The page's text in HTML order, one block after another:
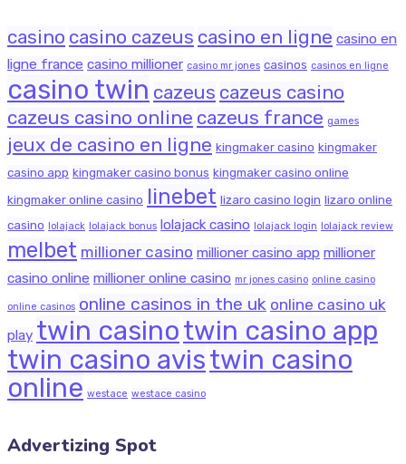
casino casino cazeus casino en ligne casino en
ligne france casino millioner casino mr jones casinos casinos en ligne
casino twin cazeus cazeus casino
cazeus casino online cazeus france games
jeux de casino en ligne kingmaker casino kingmaker
casino app kingmaker casino bonus kingmaker casino online
kingmaker online casino linebet lizaro casino login lizaro online
casino
lolajack lolajack bonus lolajack casino lolajack login lolajack review
melbet millioner casino millioner casino app millioner
casino online millioner online casino mr jones casino online casino
online casinos online casinos in the uk online casino uk
play twin casinotwin casino app
twin casino avistwin casino
online westace westace casino
Advertizing Spot